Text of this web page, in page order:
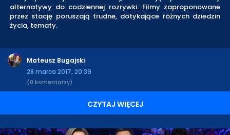
alternatywy do codziennej rozrywki. Filmy zaproponowane
przez stację poruszają trudne, dotykające różnych dziedzin
życia, tematy.
Mateusz Bugajski
28 marca 2017, 20:39
(0 komentarzy)
CZYTAJ WIĘCEJ